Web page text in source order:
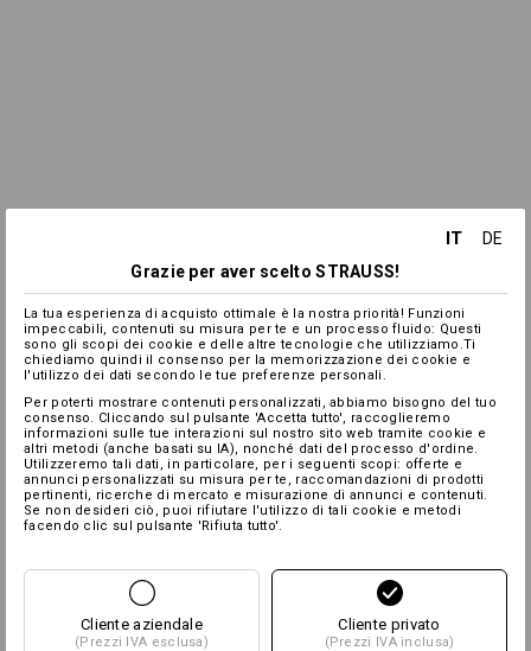
IT
DE
Grazie per aver scelto STRAUSS!
La tua esperienza di acquisto ottimale è la nostra priorità! Funzioni
impeccabili, contenuti su misura per te e un processo fluido: Questi
sono gli scopi dei cookie e delle altre tecnologie che utilizziamo.Ti
chiediamo quindi il consenso per la memorizzazione dei cookie e
l'utilizzo dei dati secondo le tue preferenze personali.
Per poterti mostrare contenuti personalizzati, abbiamo bisogno del tuo
consenso. Cliccando sul pulsante 'Accetta tutto', raccoglieremo
informazioni sulle tue interazioni sul nostro sito web tramite cookie e
altri metodi (anche basati su IA), nonché dati del processo d'ordine.
Utilizzeremo tali dati, in particolare, per i seguenti scopi: offerte e
annunci personalizzati su misura per te, raccomandazioni di prodotti
pertinenti, ricerche di mercato e misurazione di annunci e contenuti.
Se non desideri ciò, puoi rifiutare l'utilizzo di tali cookie e metodi
facendo clic sul pulsante 'Rifiuta tutto'.
Cliente aziendale
(Prezzi IVA esclusa)
Cliente privato
(Prezzi IVA inclusa)